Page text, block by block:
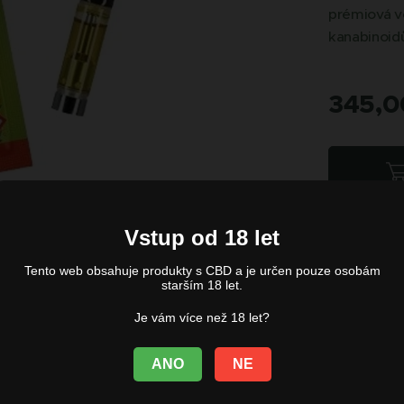
Vstup od 18 let
Tento web obsahuje produkty s CBD a je určen pouze osobám
starším 18 let.
Je vám více než 18 let?
ANO NE
prémiová